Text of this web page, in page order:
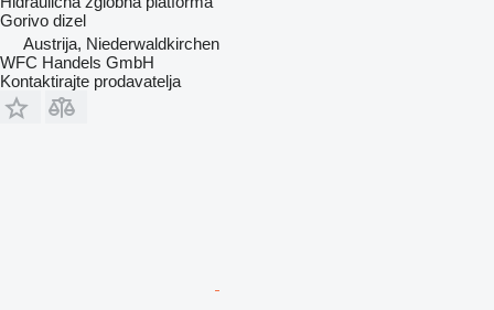
Gorivo dizel
Austrija, Niederwaldkirchen
WFC Handels GmbH
Kontaktirajte prodavatelja